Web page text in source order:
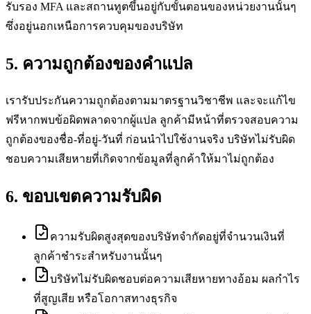
รับรอง MFA และสถานทูตขึ้นอยู่กับขั้นตอนของหน่วยงานนั้นๆ
ซึ่งอยู่นอกเหนือการควบคุมของบริษัท
5. ความถูกต้องของคำแปล
เรารับประกันความถูกต้องตามมาตรฐานวิชาชีพ และจะแก้ไข
ฟรีหากพบข้อผิดพลาดจากผู้แปล ลูกค้ามีหน้าที่ตรวจสอบความ
ถูกต้องของชื่อ-ที่อยู่-วันที่ ก่อนนำไปใช้งานจริง บริษัทไม่รับผิด
ชอบความเสียหายที่เกิดจากข้อมูลที่ลูกค้าให้มาไม่ถูกต้อง
6. ขอบเขตความรับผิด
ความรับผิดสูงสุดของบริษัทจำกัดอยู่ที่จำนวนเงินที่
ลูกค้าชำระสำหรับงานนั้นๆ
บริษัทไม่รับผิดชอบต่อความเสียหายทางอ้อม ผลกำไร
ที่สูญเสีย หรือโอกาสทางธุรกิจ